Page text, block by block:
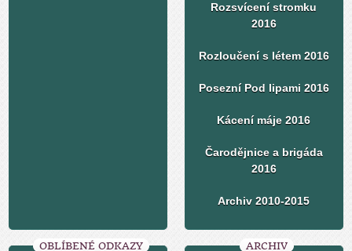
Rozsvícení stromku
2016
Rozloučení s létem 2016
Posezní Pod lipami 2016
Kácení máje 2016
Čarodějnice a brigáda
2016
Archiv 2010-2015
OBLÍBENÉ ODKAZY ARCHIV